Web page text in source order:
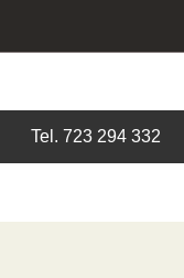
Tel. 723 294 332